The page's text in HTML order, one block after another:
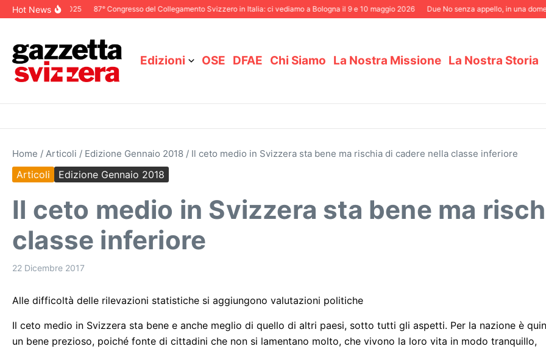
Salta al contenuto
Hot News
Dicembre 2025 87° Congresso del Collegamento Svizzero in Italia: ci vediamo a Bologna il 9 e 10 maggio 2026 Due No senza appello, in una
Edizioni OSE DFAE Chi Siamo La Nostra Missione La Nostra Storia
Home / Articoli / Edizione Gennaio 2018 / Il ceto medio in Svizzera sta bene ma rischia di cadere nella classe inferiore
Articoli Edizione Gennaio 2018
Il ceto medio in Svizzera sta bene ma
classe inferiore
22 Dicembre 2017
Alle difficoltà delle rilevazioni statistiche si aggiungono valutazioni politiche
Il ceto medio in Svizzera sta bene e anche meglio di quello di altri paesi, sotto tutti gli aspetti. Per la nazione è
un bene prezioso, poiché fonte di cittadini che non si lamentano molto, che vivono la loro vita in modo tranquillo,